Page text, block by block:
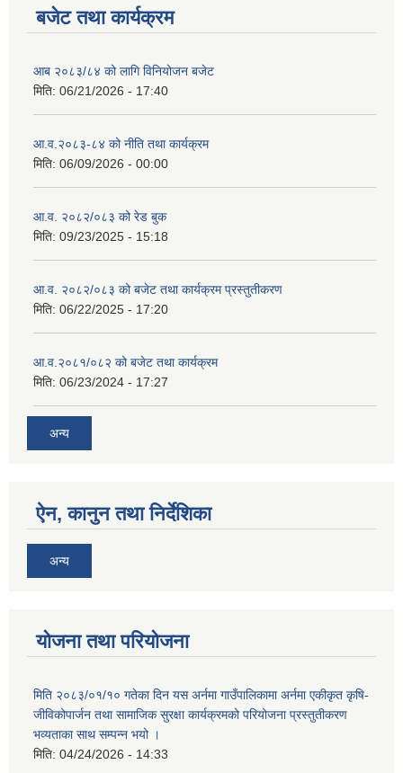
बजेट तथा कार्यक्रम
आब २०८३/८४ को लागि विनियोजन बजेट
मिति: 06/21/2026 - 17:40
आ.व.२०८३-८४ को नीति तथा कार्यक्रम
मिति: 06/09/2026 - 00:00
आ.व. २०८२/०८३ को रेड बुक
मिति: 09/23/2025 - 15:18
आ.व. २०८२/०८३ को बजेट तथा कार्यक्रम प्रस्तुतीकरण
मिति: 06/22/2025 - 17:20
आ.व.२०८१/०८२ को बजेट तथा कार्यक्रम
मिति: 06/23/2024 - 17:27
अन्य
ऐन, कानुन तथा निर्देशिका
अन्य
योजना तथा परियोजना
मिति २०८३/०१/१० गतेका दिन यस अर्नमा गाउँपालिकामा अर्नमा एकीकृत कृषि-
जीविकोपार्जन तथा सामाजिक सुरक्षा कार्यक्रमको परियोजना प्रस्तुतीकरण
भव्यताका साथ सम्पन्न भयो ।
मिति: 04/24/2026 - 14:33